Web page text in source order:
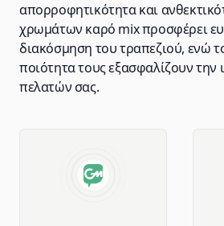
απορροφητικότητα και
χρωμάτων καρό mix προσφέρει
διακόσμηση του τραπεζιού, ενώ
ποιότητα τους εξασφαλίζουν την
πελατών σας.